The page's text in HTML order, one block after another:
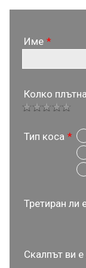
Име *
Колко
Тип коса *
Третиран ли
Скалпът ви е